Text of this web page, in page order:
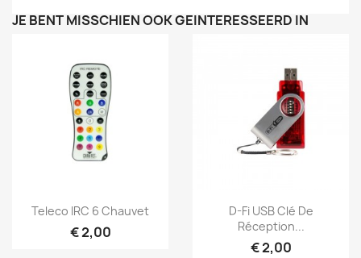
JE BENT MISSCHIEN OOK GEÏNTERESSEERD IN
Snel bekijken
Teleco IRC 6 Chauvet
€ 2,00
Snel bekijken
D-Fi USB Clé De
Réception...
€ 2,00